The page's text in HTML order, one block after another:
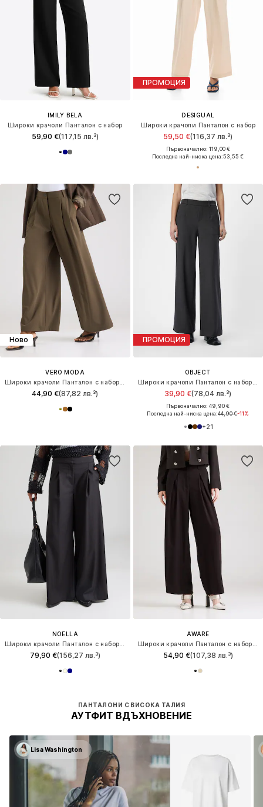
IMILY BELA
Широки крачоли Панталон с набор
59,90 €(117,15 лв.³)
ПРОМОЦИЯ
DESIGUAL
Широки крачоли Панталон с набор
59,50 €(116,37 лв.³)
Първоначално: 119,00 €
Последна най-ниска цена:53,55 €
Ново
VERO MODA
44,90 €(87,82 лв.³)
ПРОМОЦИЯ
OBJECT
39,90 €(78,04 лв.³)
Първоначално: 49,90 €
Последна най-ниска цена:44,90 €-11%
+21
NOELLA
79,90 €(156,27 лв.³)
AWARE
54,90 €(107,38 лв.³)
ПАНТАЛОНИ С ВИСОКА ТАЛИЯ
АУТФИТ ВДЪХНОВЕНИЕ
Lisa Washington